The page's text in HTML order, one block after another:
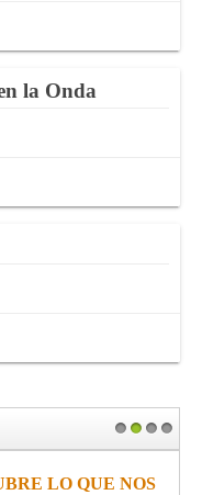
la Onda
1 2 3 4
ABIERTAS 2025